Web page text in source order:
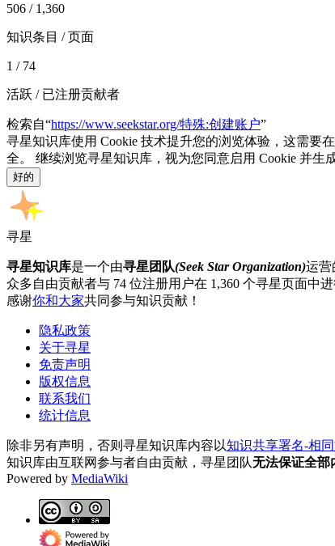
506 / 1,360
知识条目 / 页面
1 / 74
活跃 / 已注册贡献者
检索自“https://www.seekstar.org/特殊:创建账户”
寻星知识库使用 Cookie 技术提升您的浏览体验，这需要
全。 继续浏览寻星知识库，视为您同意启用 Cookie 并生
好的
寻星
寻星知识库是一个由寻星团队(Seek Star Organization)运营
众多自由贡献者与 74 位注册用户在 1,360 个寻星页面中进
感谢你和大家共同参与知识贡献！
隐私政策
关于寻星
免责声明
版权信息
联系我们
统计信息
除非另有声明，否则寻星知识库内容以知识共享署名-相
知识库由互联网参与者自由贡献，寻星团队无法保证全部
Powered by MediaWiki